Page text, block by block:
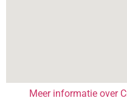
Meer informatie over